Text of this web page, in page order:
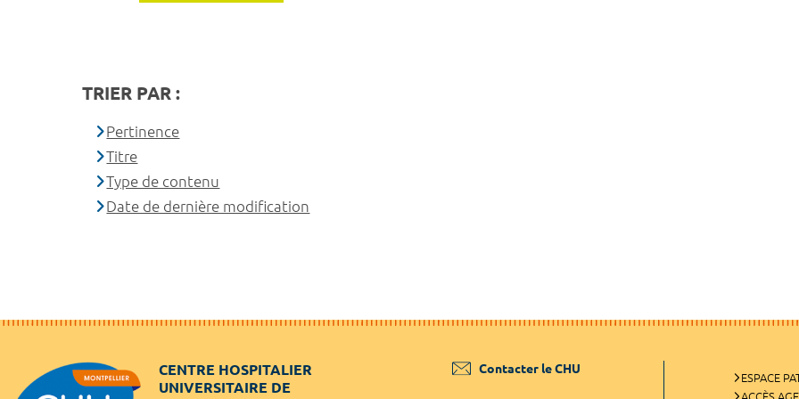
TRIER PAR :
Pertinence
Titre
Type de contenu
Date de dernière modification
CENTRE HOSPITALIER
UNIVERSITAIRE DE
Contacter le CHU
ESPACE
ACCÈS